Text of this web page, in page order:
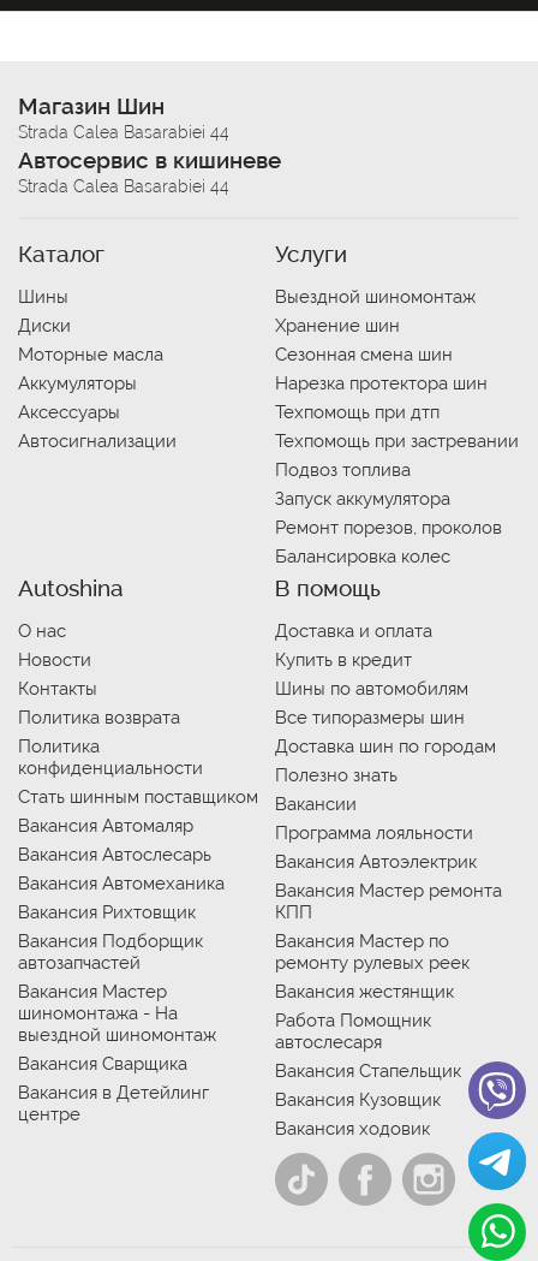
Магазин Шин
Strada Calea Basarabiei 44
Автосервис в кишиневе
Strada Calea Basarabiei 44
Каталог
Шины
Диски
Моторные масла
Аккумуляторы
Аксессуары
Автосигнализации
Услуги
Выездной шиномонтаж
Хранение шин
Сезонная смена шин
Нарезка протектора шин
Техпомощь при дтп
Техпомощь при застревании
Подвоз топлива
Запуск аккумулятора
Ремонт порезов, проколов
Балансировка колес
Autoshina
О нас
Новости
Контакты
Политика возврата
Политика
конфиденциальности
Стать шинным поставщиком
Вакансия Автомаляр
Вакансия Автослесарь
Вакансия Автомеханика
Вакансия Рихтовщик
Вакансия Подборщик
автозапчастей
Вакансия Мастер
шиномонтажа - На
выездной шиномонтаж
Вакансия Сварщика
Вакансия в Детейлинг
центре
В помощь
Доставка и оплата
Купить в кредит
Шины по автомобилям
Все типоразмеры шин
Доставка шин по городам
Полезно знать
Вакансии
Программа лояльности
Вакансия Автоэлектрик
Вакансия Мастер ремонта
КПП
Вакансия Мастер по
ремонту рулевых реек
Вакансия жестянщик
Работа Помощник
автослесаря
Вакансия Стапельщик
Вакансия Кузовщик
Вакансия ходовик